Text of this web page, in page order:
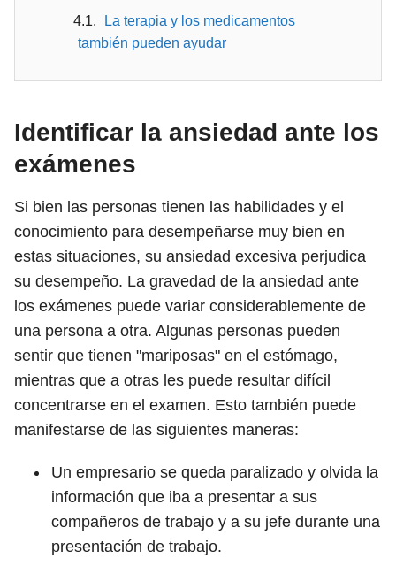
La terapia y los medicamentos
también pueden ayudar
Identificar la ansiedad ante los
exámenes
Si bien las personas tienen las habilidades y el
conocimiento para desempeñarse muy bien en
estas situaciones, su ansiedad excesiva perjudica
su desempeño. La gravedad de la ansiedad ante
los exámenes puede variar considerablemente de
una persona a otra. Algunas personas pueden
sentir que tienen "mariposas" en el estómago,
mientras que a otras les puede resultar difícil
concentrarse en el examen. Esto también puede
manifestarse de las siguientes maneras:
Un empresario se queda paralizado y olvida la
información que iba a presentar a sus
compañeros de trabajo y a su jefe durante una
presentación de trabajo.